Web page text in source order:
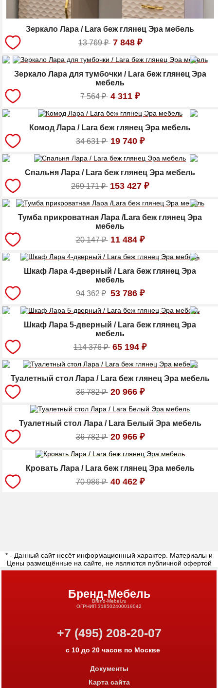
Зеркало Лара / Lara беж глянец Эра мебель
13 769₽ 7 848 ₽
Зеркало Лара для тумбочки / Lara беж глянец Эра
мебель
7 564₽ 4 311 ₽
Комод Лара / Lara беж глянец Эра мебель
34 631₽ 19 740 ₽
Спальня Лара / Lara беж глянец Эра мебель
269 171₽ 153 427 ₽
Тумба прикроватная Лара /Lara беж глянец Эра
мебель
20 147₽ 11 484 ₽
Шкаф Лара 4-дверный / Lara беж глянец Эра
мебель
94 362₽ 53 786 ₽
Шкаф Лара 5-дверный / Lara беж глянец Эра
мебель
114 376₽ 65 194 ₽
Туалетный стол Лара / Lara беж глянец Эра мебель
36 782₽ 20 966 ₽
Туалетный стол Лара / Lara Белый Эра мебель
36 782₽ 20 966 ₽
Кровать Лара / Lara беж глянец Эра мебель
70 986₽ 40 462 ₽
* - Данный сайт несёт информационный характер. Материалы и
Цены размещённые на сайте, не являются публичной офертой
Бренд-Мебель
Brend-Mebel.ru
ОГРНИП 318502400019042
+7 (495) 208-20-07
с 10 до 20 часов по Москве
Документы
Карта сайта